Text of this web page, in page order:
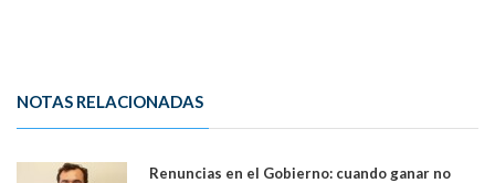
NOTAS RELACIONADAS
Renuncias en el Gobierno: cuando ganar no